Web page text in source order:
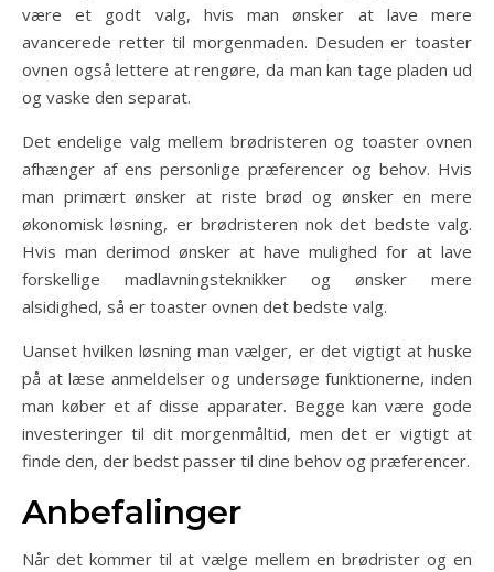
være et godt valg, hvis man ønsker at lave mere
avancerede retter til morgenmaden. Desuden er toaster
ovnen også lettere at rengøre, da man kan tage pladen ud
og vaske den separat.
Det endelige valg mellem brødristeren og toaster ovnen
afhænger af ens personlige præferencer og behov. Hvis
man primært ønsker at riste brød og ønsker en mere
økonomisk løsning, er brødristeren nok det bedste valg.
Hvis man derimod ønsker at have mulighed for at lave
forskellige madlavningsteknikker og ønsker mere
alsidighed, så er toaster ovnen det bedste valg.
Uanset hvilken løsning man vælger, er det vigtigt at huske
på at læse anmeldelser og undersøge funktionerne, inden
man køber et af disse apparater. Begge kan være gode
investeringer til dit morgenmåltid, men det er vigtigt at
finde den, der bedst passer til dine behov og præferencer.
Anbefalinger
Når det kommer til at vælge mellem en brødrister og en